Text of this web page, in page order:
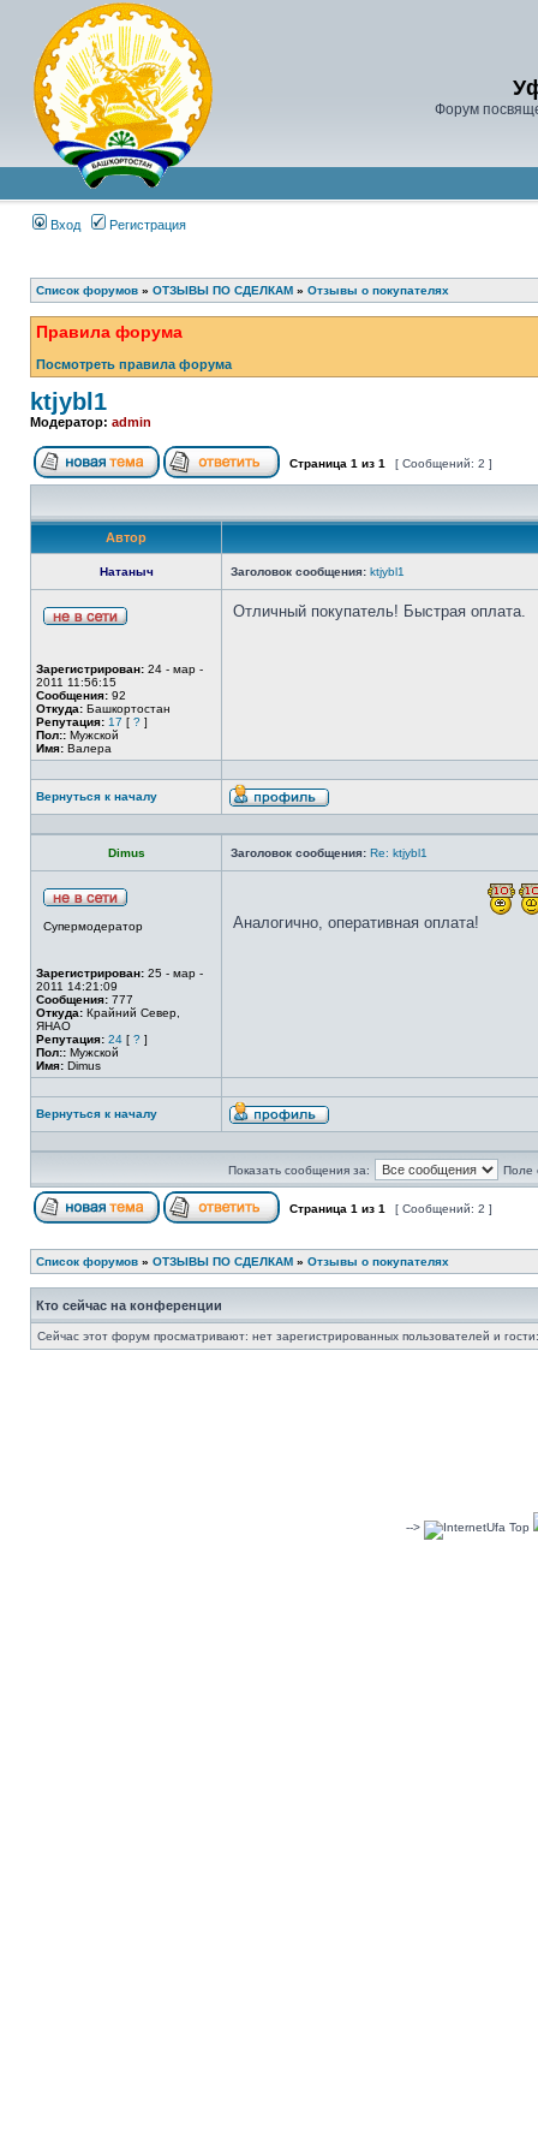
Форум
Вход Регистрация
Список форумов » ОТЗЫВЫ ПО СДЕЛКАМ » Отзывы о покупателях
Правила форума
Посмотреть правила форума
ktjybl1
Модератор: admin
Страница 1 из 1 [ Сообщений: 2 ]
Автор
Натаныч Заголовок сообщения: ktjybl1
Зарегистрирован: 24 - мар -
2011 11:56:15
Сообщения: 92
Откуда: Башкортостан
Репутация: 17 [ ? ]
Пол:: Мужской
Имя: Валера
Отличный покупатель! Быстрая оплата.
Вернуться к началу
Dimus Заголовок сообщения: Re: ktjybl1
Супермодератор
Зарегистрирован: 25 - мар -
2011 14:21:09
Сообщения: 777
Откуда: Крайний Север,
ЯНАО
Репутация: 24 [ ? ]
Пол:: Мужской
Имя: Dimus
Аналогично, оперативная оплата!
Вернуться к началу
Показать сообщения за: Поле
Страница 1 из 1 [ Сообщений: 2 ]
Список форумов » ОТЗЫВЫ ПО СДЕЛКАМ » Отзывы о покупателях
Кто сейчас на конференции
Сейчас этот форум просматривают: нет зарегистрированных пользователей и
-->